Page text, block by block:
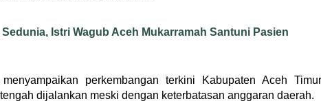
Istri Wagub Aceh Mukarramah Santuni Pasien
perkembangan terkini Kabupaten Aceh
dijalankan meski dengan keterbatasan anggaran daerah.